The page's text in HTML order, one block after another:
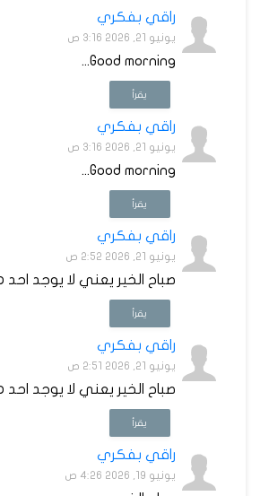
راقي بفكري
يونيو 21, 2026 3:16 ص
Good morning...
يقرأ
راقي بفكري
يونيو 21, 2026 3:16 ص
Good morning...
يقرأ
راقي بفكري
يونيو 21, 2026 2:52 ص
صباح الخير يعني لا يوجد احد
يقرأ
راقي بفكري
يونيو 21, 2026 2:51 ص
صباح الخير يعني لا يوجد احد
يقرأ
راقي بفكري
يونيو 19, 2026 4:26 ص